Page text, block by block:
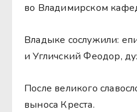
во Владимирском
Владыке сослужили:
и Угличский Феодор,
После великого
выноса Креста.